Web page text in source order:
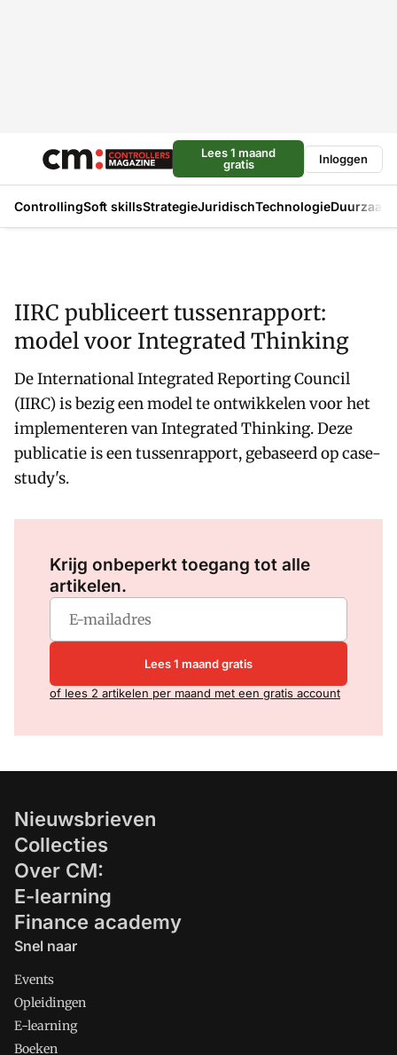
Lees 1 maand
gratis
Inloggen
ControllingSoft skillsStrategieJuridischTechnologie
IIRC publiceert tussenrapport:
model voor Integrated Thinking
De International Integrated Reporting Council
(IIRC) is bezig een model te ontwikkelen voor het
implementeren van Integrated Thinking. Deze
publicatie is een tussenrapport, gebaseerd op case-
study's.
Krijg onbeperkt toegang tot alle
artikelen.
Lees 1 maand gratis
of lees 2 artikelen per maand met een gratis account
Nieuwsbrieven
Collecties
Over CM:
E-learning
Finance academy
Snel naar
Events
Opleidingen
E-learning
Boeken